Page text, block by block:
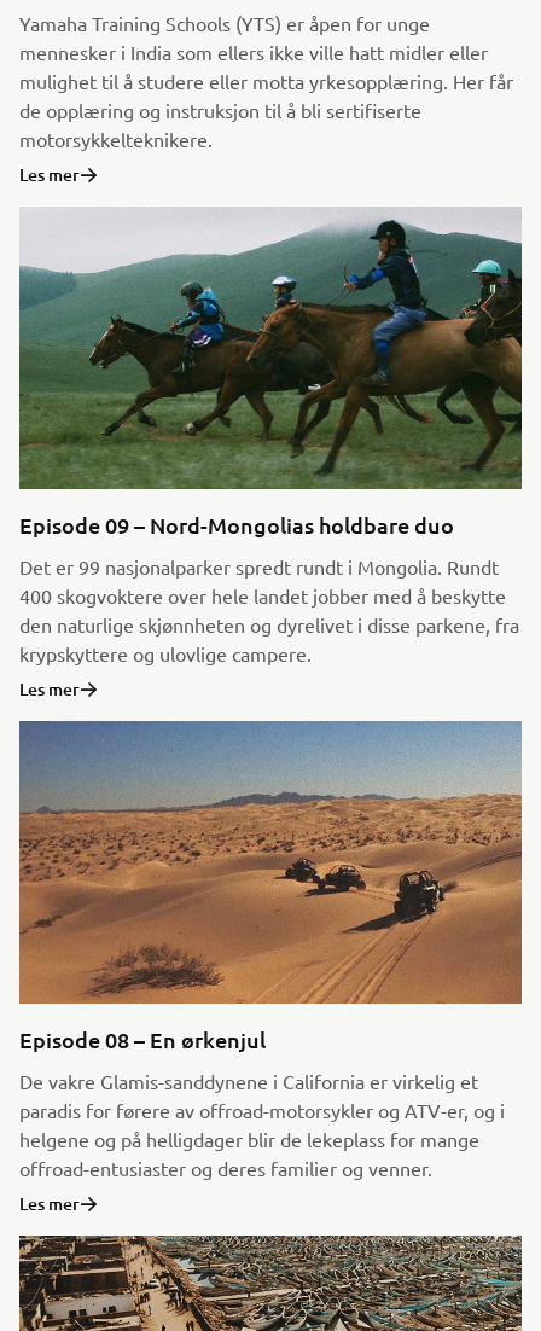
Yamaha Training Schools (YTS) er åpen for unge
mennesker i India som ellers ikke ville hatt midler eller
mulighet til å studere eller motta yrkesopplæring. Her får
de opplæring og instruksjon til å bli sertifiserte
motorsykkelteknikere.
Les mer
Episode 09 – Nord-Mongolias holdbare duo
Det er 99 nasjonalparker spredt rundt i Mongolia. Rundt
400 skogvoktere over hele landet jobber med å beskytte
den naturlige skjønnheten og dyrelivet i disse parkene, fra
krypskyttere og ulovlige campere.
Les mer
Episode 08 – En ørkenjul
De vakre Glamis-sanddynene i California er virkelig et
paradis for førere av offroad-motorsykler og ATV-er, og i
helgene og på helligdager blir de lekeplass for mange
offroad-entusiaster og deres familier og venner.
Les mer